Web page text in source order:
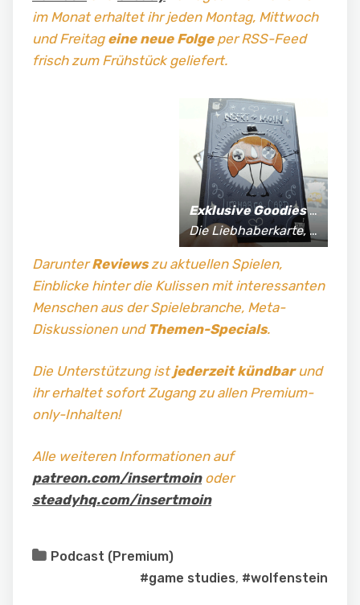
im Monat erhaltet ihr jeden Montag, Mittwoch
und Freitageine neue Folgeper RSS-Feed
frisch zum Frühstück geliefert.
Exklusive Goodiesfür Supporter*innen:
Die Liebhaberkarte, jährlich limitierte Fan-Shirts und vieles mehr!
DarunterReviewszu aktuellen Spielen,
Einblicke hinter die Kulissen mit interessanten
Menschen aus der Spielebranche, Meta-
Diskussionen und Themen-Specials.
Die Unterstützung istjederzeit kündbarund
ihr erhaltet sofort Zugang zu allen Premium-
only-Inhalten!
Alle weiteren Informationen auf
patreon.com/insertmoinoder
steadyhq.com/insertmoin
Podcast (Premium)
#game studies, #wolfenstein